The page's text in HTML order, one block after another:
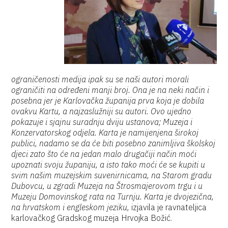
ograničenosti medija ipak su se naši autori morali
ograničiti na određeni manji broj. Ona je na neki način i
posebna jer je Karlovačka županija prva koja je dobila
ovakvu Kartu, a najzaslužniji su autori. Ovo ujedno
pokazuje i sjajnu suradnju dviju ustanova; Muzeja i
Konzervatorskog odjela. Karta je namijenjena širokoj
publici, nadamo se da će biti posebno zanimljiva školskoj
djeci zato što će na jedan malo drugačiji način moći
upoznati svoju županiju, a isto tako moći će se kupiti u
svim našim muzejskim suvenirnicama, na Starom gradu
Dubovcu, u zgradi Muzeja na Štrosmajerovom trgu i u
Muzeju Domovinskog rata na Turnju. Karta je dvojezična,
na hrvatskom i engleskom jeziku, izjavila je ravnateljica
karlovačkog Gradskog muzeja Hrvojka Božić.